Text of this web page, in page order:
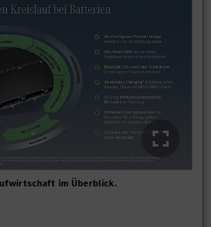
im Überblick.